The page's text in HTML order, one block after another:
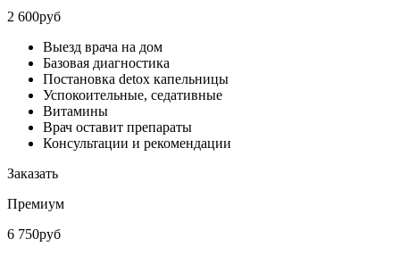
2 600руб
Выезд врача на дом
Базовая диагностика
Постановка detox капельницы
Успокоительные, седативные
Витамины
Врач оставит препараты
Консультации и рекомендации
Заказать
Премиум
6 750руб